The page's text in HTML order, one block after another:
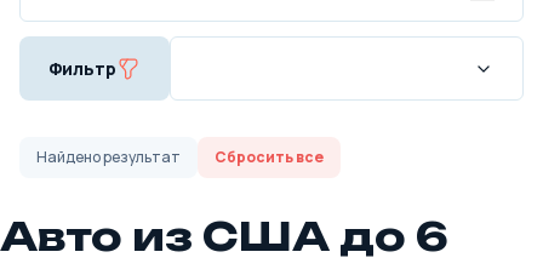
Фильтр
Найденорезультат Сбросить все
Авто из США до 6